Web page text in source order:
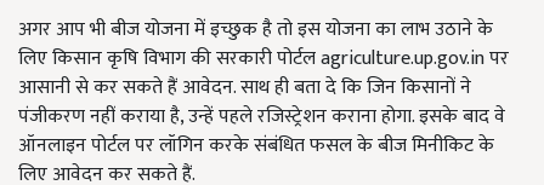
अगर आप भी बीज योजना में इच्छुक है तो इस योजना का लाभ उठाने के
लिए किसान कृषि विभाग की सरकारी पोर्टल agriculture.up.gov.in पर
आसानी से कर सकते हैं आवेदन. साथ ही बता दे कि जिन किसानों ने
पंजीकरण नहीं कराया है, उन्हें पहले रजिस्ट्रेशन कराना होगा. इसके बाद वे
ऑनलाइन पोर्टल पर लॉगिन करके संबंधित फसल के बीज मिनीकिट के
लिए आवेदन कर सकते हैं.